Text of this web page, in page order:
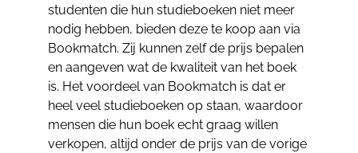
studenten die hun studieboeken niet meer
nodig hebben, bieden deze te koop aan via
Bookmatch. Zij kunnen zelf de prijs bepalen
en aangeven wat de kwaliteit van het boek
is. Het voordeel van Bookmatch is dat er
heel veel studieboeken op staan, waardoor
mensen die hun boek echt graag willen
verkopen, altijd onder de prijs van de vorige